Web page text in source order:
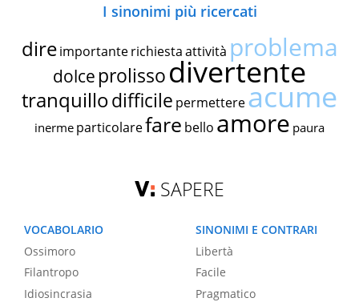
I sinonimi più ricercati
dire importante richiestaattività problema
dolce prolissodivertente
tranquillodifficile permettereacume
inerme particolarefare bello amore paura
SAPERE
VOCABOLARIO
Ossimoro
Filantropo
Idiosincrasia
SINONIMI E CONTRARI
Libertà
Facile
Pragmatico